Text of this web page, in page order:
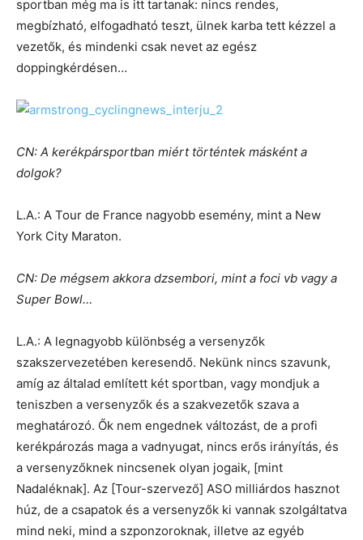
sportban még ma is itt tartanak: nincs rendes,
megbízható, elfogadható teszt, ülnek karba tett kézzel a
vezetők, és mindenki csak nevet az egész
doppingkérdésen…
CN: A kerékpársportban miért történtek másként a
dolgok?
L.A.: A Tour de France nagyobb esemény, mint a New
York City Maraton.
CN: De mégsem akkora dzsembori, mint a foci vb vagy a
Super Bowl…
L.A.: A legnagyobb különbség a versenyzők
szakszervezetében keresendő. Nekünk nincs szavunk,
amíg az általad említett két sportban, vagy mondjuk a
teniszben a versenyzők és a szakvezetők szava a
meghatározó. Ők nem engednek változást, de a profi
kerékpározás maga a vadnyugat, nincs erős irányítás, és
a versenyzőknek nincsenek olyan jogaik, [mint
Nadaléknak]. Az [Tour-szervező] ASO milliárdos hasznot
húz, de a csapatok és a versenyzők ki vannak szolgáltatva
mind neki, mind a szponzoroknak, illetve az egyéb